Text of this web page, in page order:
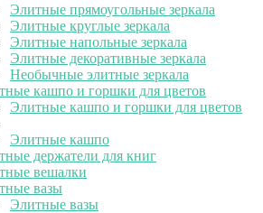
Элитные прямоугольные зеркала
Элитные круглые зеркала
Элитные напольные зеркала
Элитные декоративные зеркала
Необычные элитные зеркала
кашпо и горшки для цветов
Элитные кашпо и горшки для цветов
Элитные кашпо
держатели для книг
вешалки
вазы
Элитные вазы